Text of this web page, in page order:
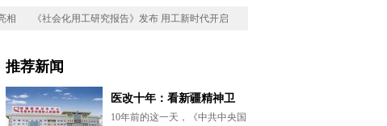
《社会化用工研究报告》发布 用工新时代开启
推荐新闻
医改十年：看新疆精神卫
10年前的这一天，《中共中央国